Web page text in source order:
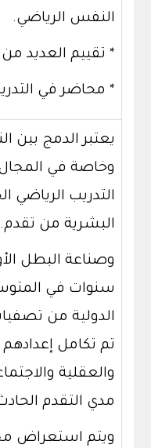
النفس الرياضي.
* تقييم العديد
* محاضر في
يعتبر الدمج بين
وخاصة في المجال
التدريب الرياضي
البشرية من تقدم.
وصناعة البطل
سنوات في
الدولية من
تم تكامل
والعقلية
مدي التقدم
ويتم استعراض